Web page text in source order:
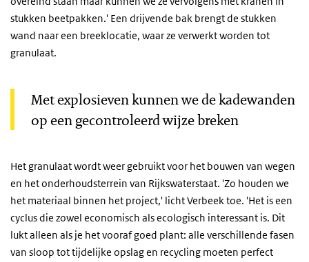
stukken beetpakken.' Een drijvende bak brengt de stukken
wand naar een breeklocatie, waar ze verwerkt worden tot
granulaat.
Met explosieven kunnen we de kadewanden
op een gecontroleerd wijze breken
Het granulaat wordt weer gebruikt voor het bouwen van wegen
en het onderhoudsterrein van Rijkswaterstaat. 'Zo houden we
het materiaal binnen het project,' licht Verbeek toe. 'Het is een
cyclus die zowel economisch als ecologisch interessant is. Dit
lukt alleen als je het vooraf goed plant: alle verschillende fasen
van sloop tot tijdelijke opslag en recycling moeten perfect